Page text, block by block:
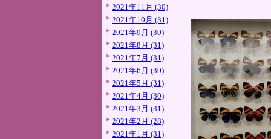
2021年11月 (30)
2021年10月 (31)
2021年9月 (30)
2021年8月 (31)
2021年7月 (31)
2021年6月 (30)
2021年5月 (31)
2021年4月 (30)
2021年3月 (31)
2021年2月 (28)
2021年1月 (31)